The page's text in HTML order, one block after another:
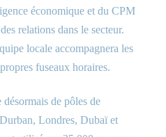
économique et du CPM
relations dans le secteur.
locale accompagnera les
fuseaux horaires.
de pôles de
Londres, Dubaï et